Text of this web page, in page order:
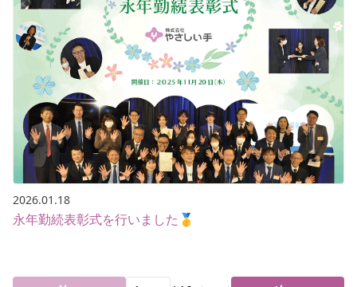
2026.01.18
永年勤続表彰式を行いました🥇